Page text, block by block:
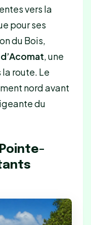
vers la
pour ses
du Bois,
, une
route. Le
nord avant
du